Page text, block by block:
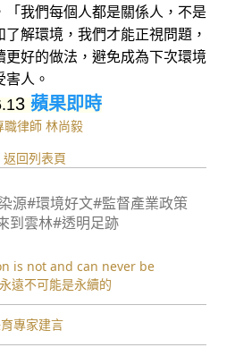
「我們每個人都是關係人，不是
解環境，我們才能正視問題，
更好的做法，避免成為下次環境
人。
13 蘋果即時
職律師 林尚毅
返回列表頁
源#環境好文#監督產業政策
到雲林#透明足跡
is not and can never be
遠不可能是永續的
專家建言